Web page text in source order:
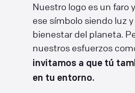
Nuestro logo es un faro
ese símbolo siendo luz
bienestar del planeta.
nuestros esfuerzos
invitamos a que tú
en tu entorno.